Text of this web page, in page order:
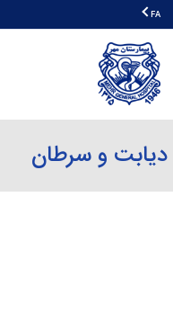
FA
دیابت و سرطان